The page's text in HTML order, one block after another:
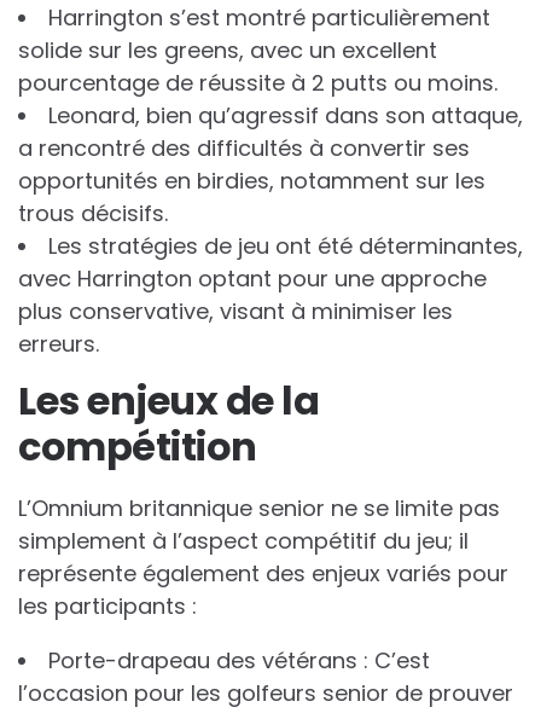
Harrington s’est montré particulièrement
solide sur les greens, avec un excellent
pourcentage de réussite à 2 putts ou moins.
Leonard, bien qu’agressif dans son attaque,
a rencontré des difficultés à convertir ses
opportunités en birdies, notamment sur les
trous décisifs.
Les stratégies de jeu ont été déterminantes,
avec Harrington optant pour une approche
plus conservative, visant à minimiser les
erreurs.
Les enjeux de la
compétition
L’Omnium britannique senior ne se limite pas
simplement à l’aspect compétitif du jeu; il
représente également des enjeux variés pour
les participants :
Porte-drapeau des vétérans : C’est
l’occasion pour les golfeurs senior de prouver